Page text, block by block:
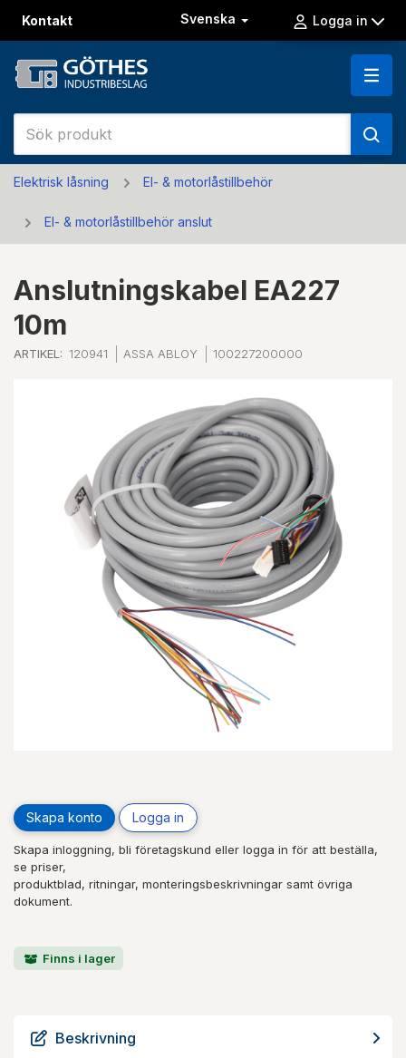
Kontakt Svenska Logga in
Elektrisk låsning El- & motorlåstillbehör
El- & motorlåstillbehör anslut
Anslutningskabel EA227
10m
ARTIKEL: 120941 ASSA ABLOY 100227200000
Skapa konto Logga in
Skapa inloggning, bli företagskund eller logga in för att beställa,
se priser,
produktblad, ritningar, monteringsbeskrivningar samt övriga
dokument.
Finns i lager
Beskrivning